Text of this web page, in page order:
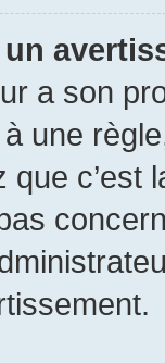
a son
une
c’est